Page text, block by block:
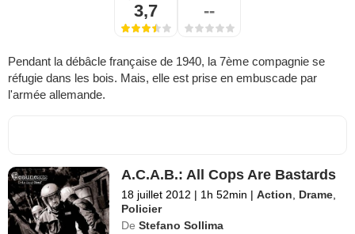
3,7 --
Pendant la débâcle française de 1940, la 7ème compagnie se
réfugie dans les bois. Mais, elle est prise en embuscade par
l'armée allemande.
A.C.A.B.: All Cops Are Bastards
18 juillet 2012 | 1h 52min | Action Drame
Policier
De Stefano Sollima